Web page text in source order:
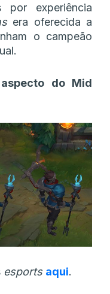
experiência
era oferecida a
o campeão
do Mid
esports aqui.